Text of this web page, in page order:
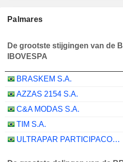
Palmares
De grootste stijgingen van de
IBOVESPA
BRASKEM S.A.
AZZAS 2154 S.A.
C&A MODAS S.A.
TIM S.A.
ULTRAPAR PARTICIPACOES S.A.